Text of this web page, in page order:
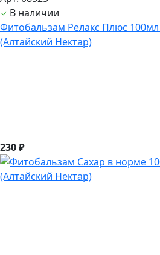
В наличии
Фитобальзам Релакс Плюс
(Алтайский Нектар)
230 ₽